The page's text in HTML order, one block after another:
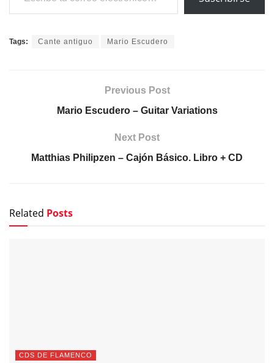
Tags: Cante antiguo Mario Escudero
Previous Post
Mario Escudero – Guitar Variations
Next Post
Matthias Philipzen – Cajón Básico. Libro + CD
Related Posts
CDS DE FLAMENCO